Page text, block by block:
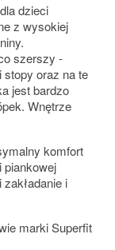
dzieci
z wysokiej
szerszy -
oraz na te
jest bardzo
Wnętrze
komfort
piankowej
i
marki Superfit